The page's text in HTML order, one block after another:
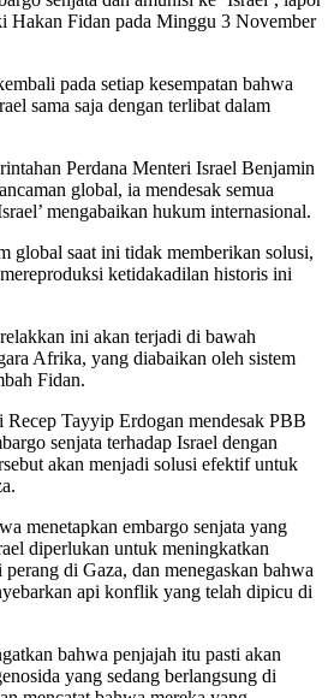
Hakan Fidan pada Minggu 3 November
pada setiap kesempatan bahwa
sama saja dengan terlibat dalam
Perdana Menteri Israel Benjamin
global, ia mendesak semua
mengabaikan hukum internasional.
global saat ini tidak memberikan solusi,
ketidakadilan historis ini
ini akan terjadi di bawah
Afrika, yang diabaikan oleh sistem
Fidan.
Tayyip Erdogan mendesak PBB
senjata terhadap Israel dengan
akan menjadi solusi efektif untuk
menetapkan embargo senjata yang
diperlukan untuk meningkatkan
di Gaza, dan menegaskan bahwa
api konflik yang telah dipicu di
bahwa penjajah itu pasti akan
yang sedang berlangsung di